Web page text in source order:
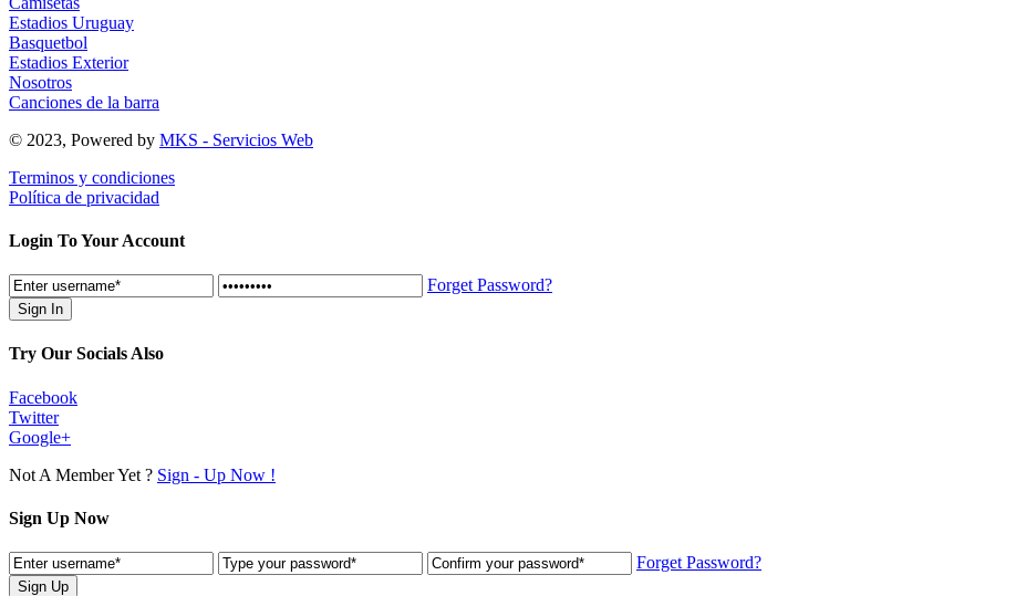
Estadios Uruguay
Basquetbol
Estadios Exterior
Nosotros
Canciones de la barra
© 2023, Powered by MKS - Servicios Web
Terminos y condiciones
Política de privacidad
Login To Your Account
Forget Password?
Try Our Socials Also
Facebook
Twitter
Google+
Not A Member Yet ? Sign - Up Now !
Sign Up Now
Forget Password?